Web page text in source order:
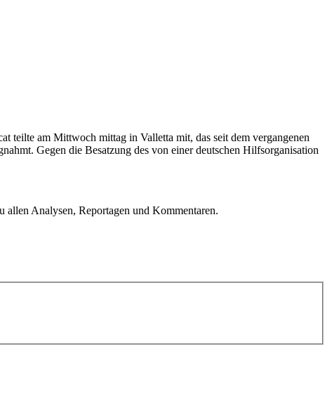
teilte am Mittwoch mittag in Valletta mit, das seit dem vergangenen
Gegen die Besatzung des von einer deutschen Hilfsorganisation
Analysen, Reportagen und Kommentaren.